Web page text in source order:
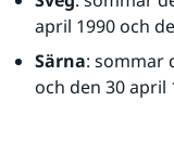
april 1990 och
Särna: sommar
och den 30 april